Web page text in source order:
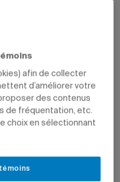
afin de collecter
d’améliorer votre
des contenus
de fréquentation, etc.
choix en sélectionnant